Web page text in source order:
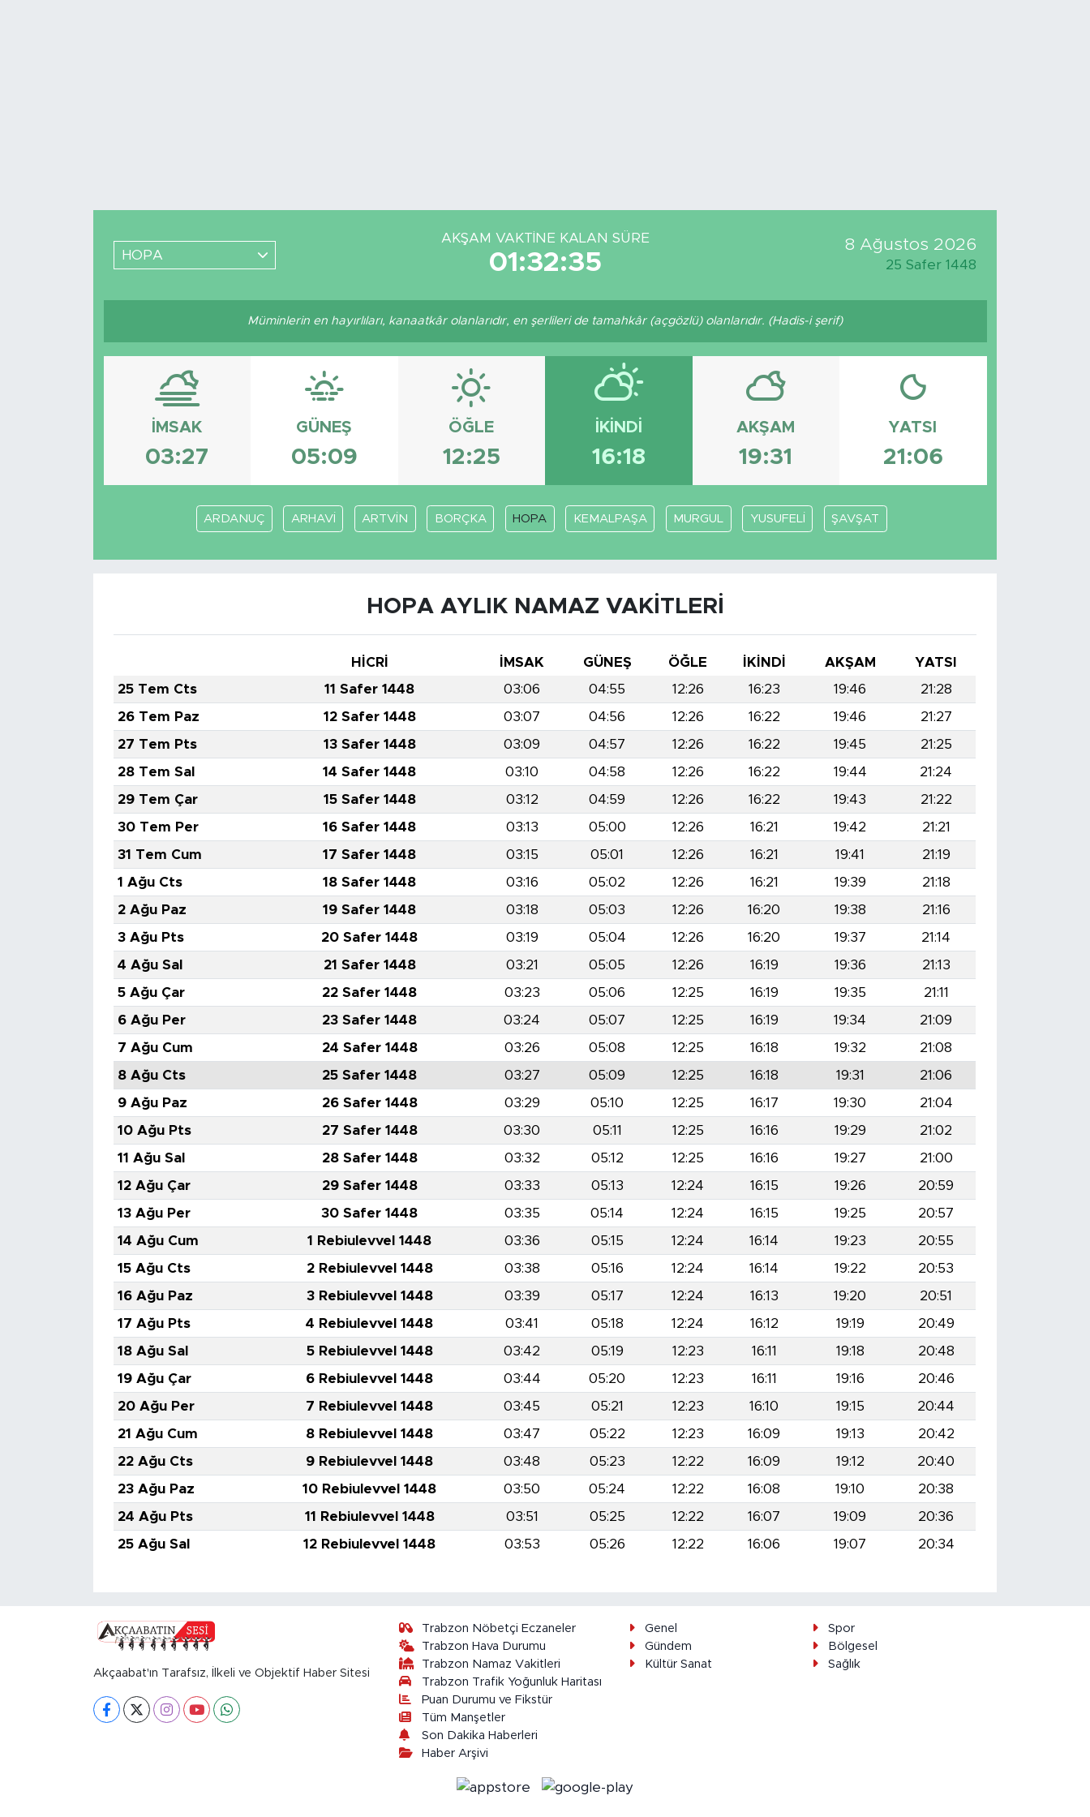
HOPA
AKŞAM VAKTINE KALAN SÜRE
01:32:35
8 Ağustos 2026
25 Safer 1448
Müminlerin en hayırlıları, kanaatkâr olanlarıdır, en şerlileri de tamahkâr (açgözlü) olanlarıdır. (Hadis-i şerif)
İMSAK
03:27
GÜNEŞ
05:09
ÖĞLE
12:25
İKINDI
16:18
AKŞAM
19:31
YATSI
21:06
ARDANUÇ ARHAVİ ARTVİN BORÇKA HOPA KEMALPAŞA MURGUL YUSUFELİ ŞAVŞAT
HOPA AYLIK NAMAZ VAKITLERI
HİCRİ İMSAK GÜNEŞ ÖĞLE İKINDI AKŞAM
YATSI
25 Tem Cts
11 Safer 1448 03:06 04:55 12:26 16:23 19:46
21:28
26 Tem Paz
12 Safer 1448 03:07 04:56 12:26 16:22 19:46
21:27
27 Tem Pts
13 Safer 1448 03:09 04:57 12:26 16:22 19:45
21:25
28 Tem Sal
14 Safer 1448 03:10 04:58 12:26 16:22 19:44
21:24
29 Tem Çar
15 Safer 1448 03:12 04:59 12:26 16:22 19:43
21:22
30 Tem Per
16 Safer 1448 03:13 05:00 12:26 16:21 19:42
21:21
31 Tem Cum
17 Safer 1448 03:15 05:01 12:26 16:21 19:41
21:19
1 Ağu Cts
18 Safer 1448 03:16 05:02 12:26 16:21 19:39
21:18
2 Ağu Paz
19 Safer 1448 03:18 05:03 12:26 16:20 19:38
21:16
3 Ağu Pts
20 Safer 1448 03:19 05:04 12:26 16:20 19:37
21:14
4 Ağu Sal
21 Safer 1448 03:21 05:05 12:26 16:19 19:36
21:13
5 Ağu Çar
22 Safer 1448 03:23 05:06 12:25 16:19 19:35
21:11
6 Ağu Per
23 Safer 1448 03:24 05:07 12:25 16:19 19:34
21:09
7 Ağu Cum
24 Safer 1448 03:26 05:08 12:25 16:18 19:32
21:08
8 Ağu Cts
25 Safer 1448 03:27 05:09 12:25 16:18 19:31
21:06
9 Ağu Paz
26 Safer 1448 03:29 05:10 12:25 16:17 19:30
21:04
10 Ağu Pts
27 Safer 1448 03:30 05:11 12:25 16:16 19:29
21:02
11 Ağu Sal
28 Safer 1448 03:32 05:12 12:25 16:16 19:27
21:00
12 Ağu Çar
29 Safer 1448 03:33 05:13 12:24 16:15 19:26
20:59
13 Ağu Per
30 Safer 1448 03:35 05:14 12:24 16:15 19:25
20:57
14 Ağu Cum
1 Rebiulevvel 1448 03:36 05:15 12:24 16:14 19:23
20:55
15 Ağu Cts
2 Rebiulevvel 1448 03:38 05:16 12:24 16:14 19:22
20:53
16 Ağu Paz
3 Rebiulevvel 1448 03:39 05:17 12:24 16:13 19:20
20:51
17 Ağu Pts
4 Rebiulevvel 1448 03:41 05:18 12:24 16:12 19:19
20:49
18 Ağu Sal
5 Rebiulevvel 1448 03:42 05:19 12:23 16:11 19:18
20:48
19 Ağu Çar
6 Rebiulevvel 1448 03:44 05:20 12:23 16:11 19:16
20:46
20 Ağu Per
7 Rebiulevvel 1448 03:45 05:21 12:23 16:10 19:15
20:44
21 Ağu Cum
8 Rebiulevvel 1448 03:47 05:22 12:23 16:09 19:13
20:42
22 Ağu Cts
9 Rebiulevvel 1448 03:48 05:23 12:22 16:09 19:12
20:40
23 Ağu Paz
10 Rebiulevvel 1448 03:50 05:24 12:22 16:08 19:10
20:38
24 Ağu Pts
11 Rebiulevvel 1448 03:51 05:25 12:22 16:07 19:09
20:36
25 Ağu Sal
12 Rebiulevvel 1448 03:53 05:26 12:22 16:06 19:07 20:34
Akçaabat'ın Tarafsız, İlkeli ve Objektif Haber Sitesi
Trabzon Nöbetçi Eczaneler
Trabzon Hava Durumu
Trabzon Namaz Vakitleri
Trabzon Trafik Yoğunluk Haritası
Puan Durumu ve Fikstür
Tüm Manşetler
Son Dakika Haberleri
Haber Arşivi
Genel
Spor
Gündem
Bölgesel
Kültür Sanat
Sağlık
Ulusal Son Dakika Haberleri